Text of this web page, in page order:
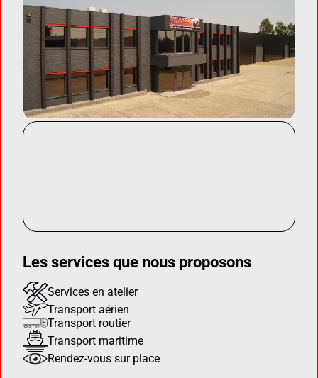
Les services que nous proposons
Services en atelier
Transport aérien
Transport routier
Transport maritime
Rendez-vous sur place